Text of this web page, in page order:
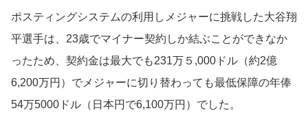
ポスティングシステムの利用しメジャーに挑戦した大谷翔
平選手は、23歳でマイナー契約しか結ぶことができなか
ったため、契約金は最大でも231万５,000ドル（約2億
6,200万円）でメジャーに切り替わっても最低保障の年俸
54万5000ドル（日本円で6,100万円）でした。